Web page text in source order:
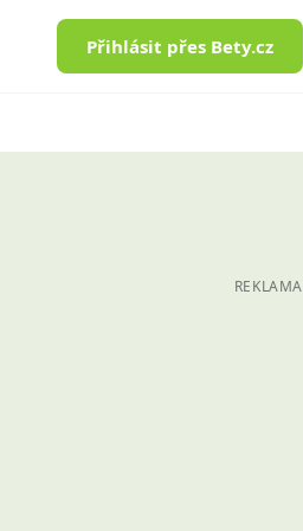
Přihlásit přes Bety.cz
REKLAMA